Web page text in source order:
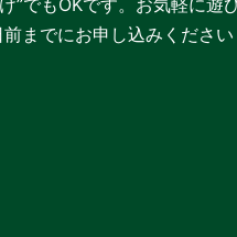
までにお申し込みください